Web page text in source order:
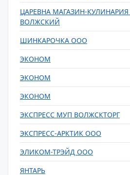
ЦАРЕВНА МАГАЗИН-КУЛИНАРИЯ
ВОЛЖСКИЙ
ШИНКАРОЧКА ООО
ЭКОНОМ
ЭКОНОМ
ЭКОНОМ
ЭКСПРЕСС МУП ВОЛЖСКТОРГ
ЭКСПРЕСС-АРКТИК ООО
ЭЛИКОМ-ТРЭЙД ООО
ЯНТАРЬ